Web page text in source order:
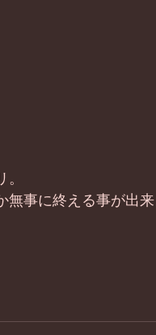
無事に終える事が出